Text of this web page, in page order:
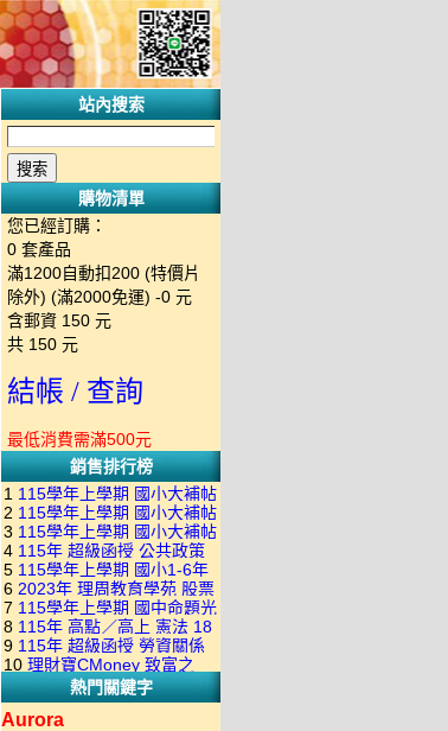
站內搜索
購物清單
您已經訂購：
0 套產品
滿1200自動扣200 (特價片
除外) (滿2000免運) -0 元
含郵資 150 元
共 150 元
結帳 / 查詢
最低消費需滿500元
銷售排行榜
1 115學年上學期 國小大補帖
南一版 國語+數學+社會+生活
+自然 1-6年級 教學光碟DVD
版(3DVD)
2 115學年上學期 國小大補帖
康軒版 國語+數學+社會+生活
+自然 1-6年級 教學光碟DVD
版(3DVD)
3 115學年上學期 國小大補帖
翰林版 國語+數學+社會+生活
+自然 1-6年級 教學光碟DVD
版(3DVD)
4 115年 超級函授 公共政策
22堂課+總複習 張楚老師 含
PDF講義 函授DVD(9DVD)
5 115學年上學期 國小1-6年
級 習作解答(含康軒.南一.翰林
全版本.全科目)合輯版 DVD版
6 2023年 理周教育學苑 股票
當沖煉金術 主講：朱家泓 國
語發音 DVD版
7 115學年上學期 國中命題光
碟 翰林版 英文科 1-3年級 題
庫光碟
8 115年 高點／高上 憲法 18
堂課 宗台大老師 含PDF講義
函授DVD(8DVD)【適用於律
師司法考試】
9 115年 超級函授 勞資關係
概要 11堂課+總複習 陸川老
師 含PDF講義 函授
DVD(5DVD)
10 理財寶CMoney 致富之
道：上班族飆股攻略班 主
講：朱家泓+林穎 國語發音
熱門關鍵字
Aurora